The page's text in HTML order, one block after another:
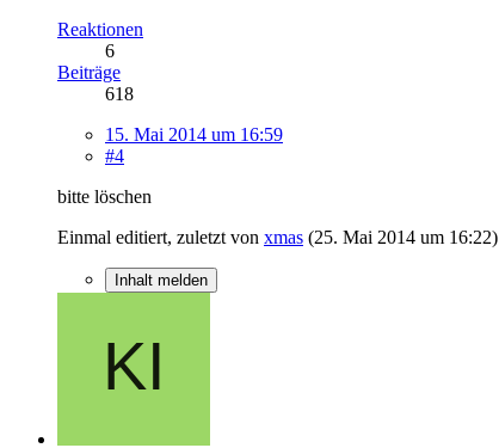
Reaktionen
6
Beiträge
618
15. Mai 2014 um 16:59
#4
bitte löschen
Einmal editiert, zuletzt von xmas (25. Mai 2014 um 16:22)
Inhalt melden